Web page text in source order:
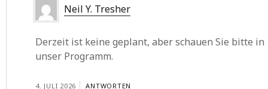
Neil Y. Tresher
Derzeit ist keine geplant, aber schauen Sie bitte in
unser Programm.
4. JULI 2026 ANTWORTEN